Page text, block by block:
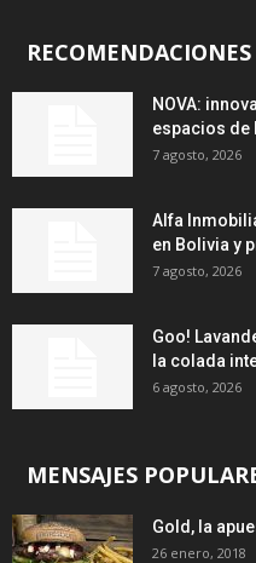
NOVA:
espacios de
7 agosto, 2026
Alfa
en Bolivia y
7 agosto, 2026
Goo!
la colada
6 agosto, 2026
MENSAJES
Gold, la
26 enero, 2018